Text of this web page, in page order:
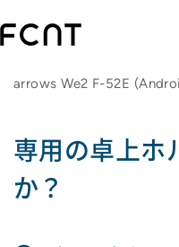
arrows We2 F-52E
専用の卓上ホ
か？